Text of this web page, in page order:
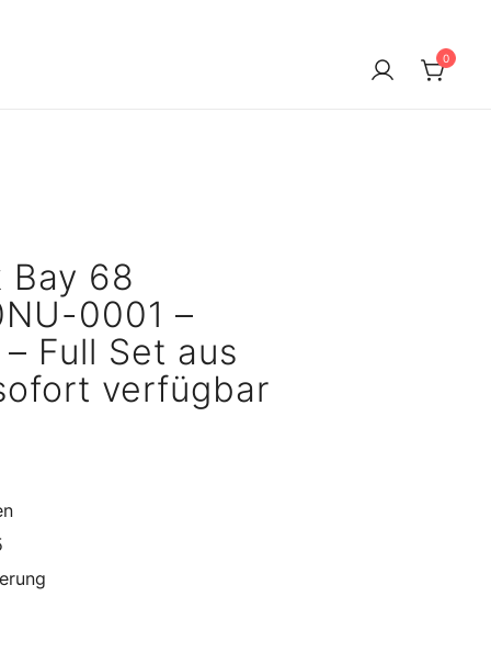
0
Bay 68
0001 –
Full Set aus
verfügbar